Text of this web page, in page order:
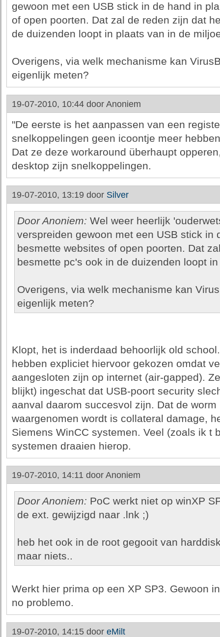
gewoon met een USB stick in de hand in
of open poorten. Dat zal de reden zijn dat
de duizenden loopt in plaats van in de
Overigens, via welk mechanisme kan
eigenlijk meten?
19-07-2010, 10:44 door Anoniem
"De eerste is het aanpassen van een
snelkoppelingen geen icoontje meer
Dat ze deze workaround überhaupt
desktop zijn snelkoppelingen.
19-07-2010, 13:19 door Silver
Door Anoniem: Wel weer heerlijk
verspreiden gewoon met een USB stick in
besmette websites of open poorten. Dat
besmette pc's ook in de duizenden loopt
Overigens, via welk mechanisme kan
eigenlijk meten?
Klopt, het is inderdaad behoorlijk old
hebben expliciet hiervoor gekozen omdat
aangesloten zijn op internet (air-gapped).
blijkt) ingeschat dat USB-poort security
aanval daarom succesvol zijn. Dat de
waargenomen wordt is collateral damage,
Siemens WinCC systemen. Veel (zoals ik t
systemen draaien hierop.
19-07-2010, 14:11 door Anoniem
Door Anoniem: PoC werkt niet op winXP
de ext. gewijzigd naar .lnk ;)
heb het ook in de root gegooit van
maar niets..
Werkt hier prima op een XP SP3. Gewoon
no problemo.
19-07-2010, 14:15 door eMilt